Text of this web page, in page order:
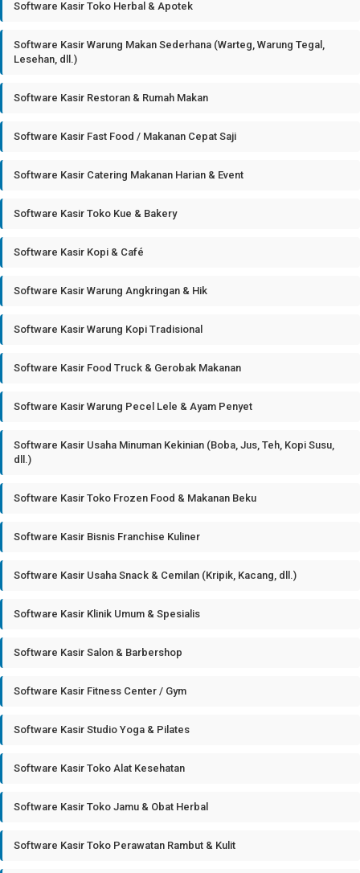
Software Kasir Toko Herbal & Apotek
Software Kasir Warung Makan Sederhana (Warteg, Warung Tegal,
Lesehan, dll.)
Software Kasir Restoran & Rumah Makan
Software Kasir Fast Food / Makanan Cepat Saji
Software Kasir Catering Makanan Harian & Event
Software Kasir Toko Kue & Bakery
Software Kasir Kopi & Café
Software Kasir Warung Angkringan & Hik
Software Kasir Warung Kopi Tradisional
Software Kasir Food Truck & Gerobak Makanan
Software Kasir Warung Pecel Lele & Ayam Penyet
Software Kasir Usaha Minuman Kekinian (Boba, Jus, Teh, Kopi Susu,
dll.)
Software Kasir Toko Frozen Food & Makanan Beku
Software Kasir Bisnis Franchise Kuliner
Software Kasir Usaha Snack & Cemilan (Kripik, Kacang, dll.)
Software Kasir Klinik Umum & Spesialis
Software Kasir Salon & Barbershop
Software Kasir Fitness Center / Gym
Software Kasir Studio Yoga & Pilates
Software Kasir Toko Alat Kesehatan
Software Kasir Toko Jamu & Obat Herbal
Software Kasir Toko Perawatan Rambut & Kulit